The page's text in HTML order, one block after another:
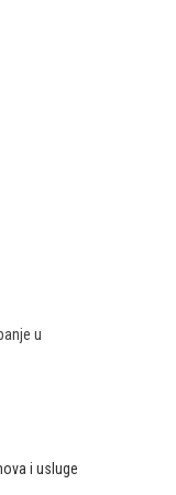
u
i usluge